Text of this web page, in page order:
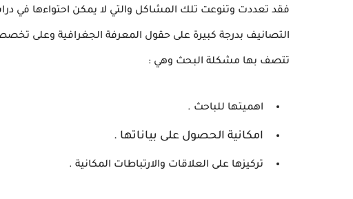
فقد تعددت وتنوعت تلك المشاكل والتي لا يمكن احتواءها في
التصانيف بدرجة كبيرة على حقول المعرفة الجغرافية وعلى
تتصف بها مشكلة البحث وهي :
اهميتها للباحث .
امكانية الحصول على بياناتها .
تركيزها على العلاقات والارتباطات المكانية .